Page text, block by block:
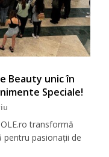
Beauty unic în
Speciale!
transformă
pentru pasionații de